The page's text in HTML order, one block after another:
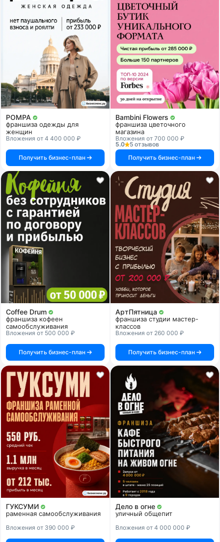
POMPA
франшиза одежды для
женщин
Вложения от 4 400 000 ₽
Получить бизнес-план
Bambini Flowers
франшиза цветочного
магазина
Вложения от 700 000 ₽
5.0
5 отзывов
Получить бизнес-план
Coffee Drum
франшиза кофеен
самообслуживания
Вложения от 500 000 ₽
Получить бизнес-план
АртПятница
франшиза студии мастер-
классов
Вложения от 260 000 ₽
Получить бизнес-план
ГУКСУМИ
раменная самообслуживания
Вложения от 390 000 ₽
Дело в огне
уличный общепит
Вложения от 4 000 000 ₽